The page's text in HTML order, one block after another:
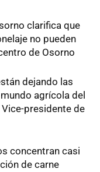
clarifica que
no pueden
de Osorno
dejando las
agrícola del
presidente de
concentran casi
de carne